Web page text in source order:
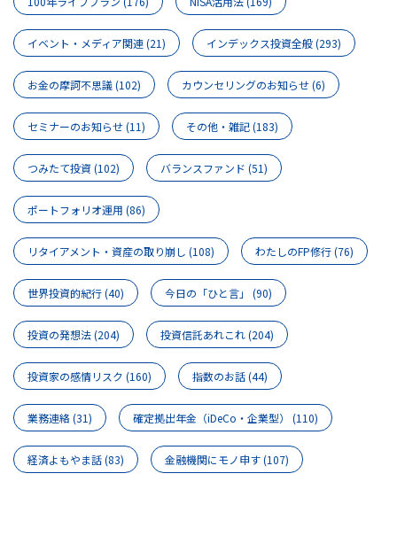
イベント・メディア関連(21) インデックス投資全般(293)
お金の摩訶不思議(102) カウンセリングのお知らせ(6)
セミナーのお知らせ(11) その他・雑記(183)
つみたて投資(102) バランスファンド (51)
ポートフォリオ運用 (86)
リタイアメント・資産の取り崩し (108) わたしのFP修行(76)
世界投資的紀行(40) 今日の「ひと言」 (90)
投資の発想法(204) 投資信託あれこれ(204)
投資家の感情リスク (160) 指数のお話(44)
業務連絡(31) 確定拠出年金（iDeCo・企業型） (110)
経済よもやま話(83) 金融機関にモノ申す(107)